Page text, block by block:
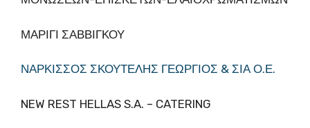
ΜΑΡΙΓΙ ΣΑΒΒΙΓΚΟΥ
ΝΑΡΚΙΣΣΟΣ ΣΚΟΥΤΕΛΗΣ ΓΕΩΡΓΙΟΣ & ΣΙΑ Ο.Ε.
NEW REST HELLAS S.A. – CATERING